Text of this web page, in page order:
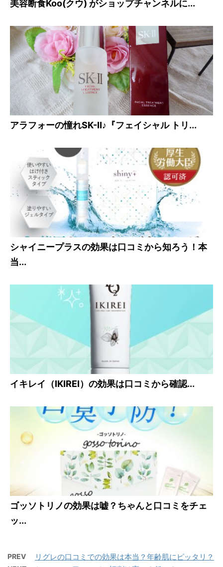
美容断食Koo(クウ) がショップチャンネルに...
アラフォーの憧れSK-Ⅱ♪『フェイシャル トリ...
シャイニープラスの効果は口コミから知ろう！本
当...
イキレイ（IKIREI）の効果は口コミから確認...
ゴッソトリノの効果は嘘？ちゃんと口コミをチェ
ッ...
PREV リグレの口コミでの効果は本当？年齢肌にピッタリ？